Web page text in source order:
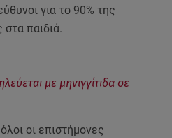
για το 90% της
στα παιδιά.
με μηνιγγίτιδα σε
οι επιστήμονες